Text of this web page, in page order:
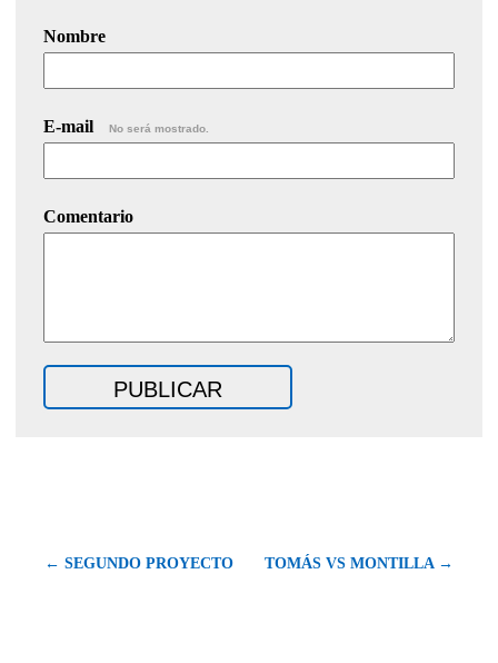
Nombre
E-mail No será mostrado.
Comentario
← SEGUNDO PROYECTO TOMÁS VS MONTILLA →